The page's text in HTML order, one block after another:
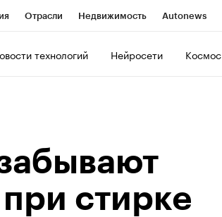
Отрасли Недвижимость Autonews
технологий Нейросети Космос
стирке